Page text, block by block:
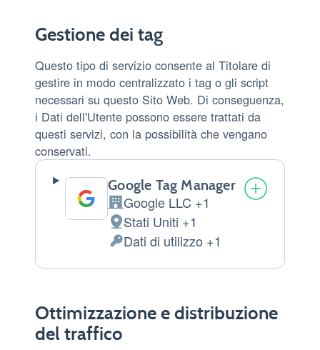
Gestione dei tag
Questo tipo di servizio consente al Titolare di
gestire in modo centralizzato i tag o gli script
necessari su questo Sito Web. Di conseguenza,
i Dati dell'Utente possono essere trattati da
questi servizi, con la possibilità che vengano
conservati.
Google Tag Manager
Azienda:
Google LLC +1
Luogo
del
trattamento:
Stati Uniti +1
Dati
Personali
Dati di utilizzo +1
Ottimizzazione e distribuzione
del traffico